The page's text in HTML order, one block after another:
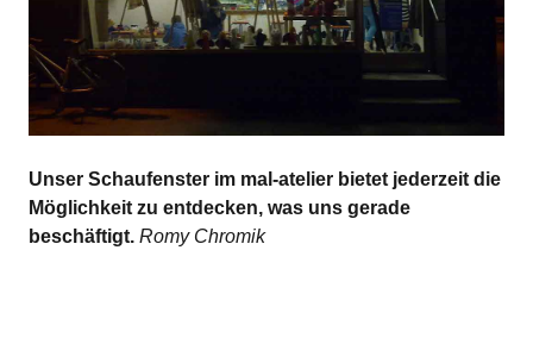
Unser Schaufenster im mal-atelier bietet jederzeit die
Möglichkeit zu entdecken, was uns gerade
beschäftigt. Romy Chromik